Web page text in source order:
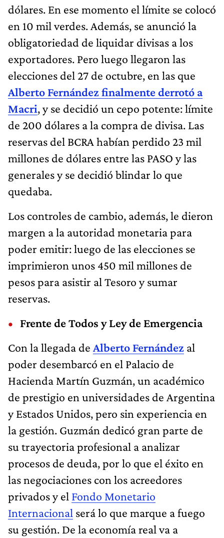
dólares. En ese momento el límite se colocó
en 10 mil verdes. Además, se anunció la
obligatoriedad de liquidar divisas a los
exportadores. Pero luego llegaron las
elecciones del 27 de octubre, en las que
Alberto Fernández finalmente derrotó a
Macri, y se decidió un cepo potente: límite
de 200 dólares a la compra de divisa. Las
reservas del BCRA habían perdido 23 mil
millones de dólares entre las PASO y las
generales y se decidió blindar lo que
quedaba.
Los controles de cambio, además, le dieron
margen a la autoridad monetaria para
poder emitir: luego de las elecciones se
imprimieron unos 450 mil millones de
pesos para asistir al Tesoro y sumar
reservas.
Frente de Todos y Ley de Emergencia
Con la llegada de Alberto Fernández al
poder desembarcó en el Palacio de
Hacienda Martín Guzmán, un académico
de prestigio en universidades de Argentina
y Estados Unidos, pero sin experiencia en
la gestión. Guzmán dedicó gran parte de
su trayectoria profesional a analizar
procesos de deuda, por lo que el éxito en
las negociaciones con los acreedores
privados y el Fondo Monetario
Internacional será lo que marque a fuego
su gestión. De la economía real va a